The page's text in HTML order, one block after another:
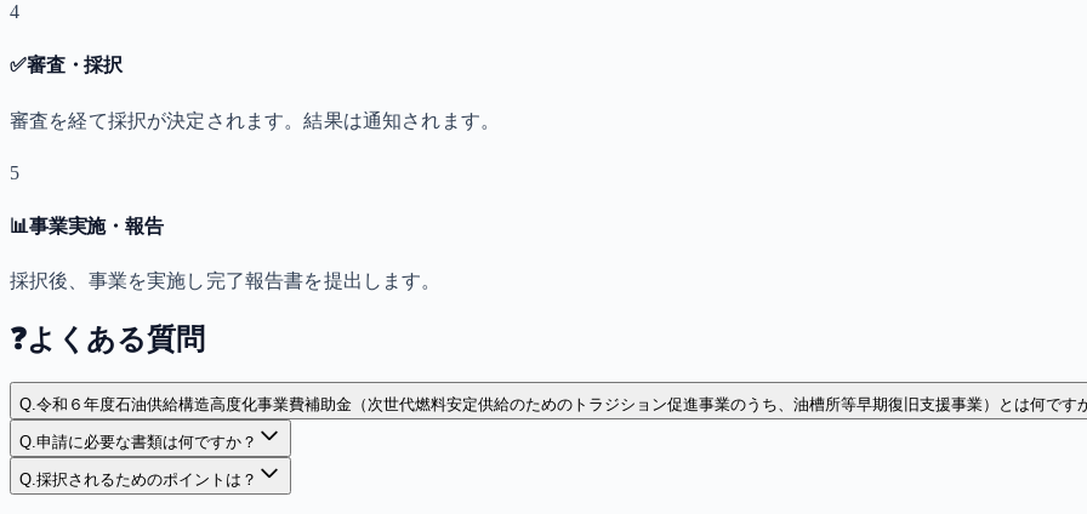
4
✅審査・採択
審査を経て採択が決定されます。結果は通知されます。
5
📊事業実施・報告
採択後、事業を実施し完了報告書を提出します。
❓よくある質問
Q.令和６年度石油供給構造高度化事業費補助金（次世代燃料安定供給のためのトラジション促進事業のうち、油槽所等早期復旧支援事業）とは何です
Q.申請に必要な書類は何ですか？
Q.採択されるためのポイントは？